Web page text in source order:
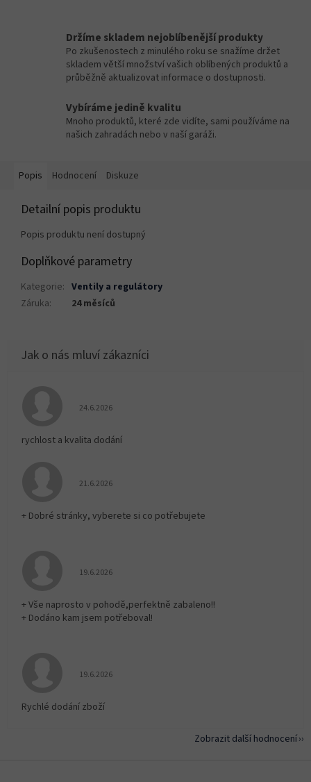
Držíme skladem nejoblíbenější produkty
Po zkušenostech z minulého roku se snažíme držet
skladem větší množství vašich oblíbených produktů a
průběžně aktualizovat informace o dostupnosti.
Vybíráme jedině kvalitu
Mnoho produktů, které zde vidíte, sami používáme na
našich zahradách nebo v naší garáži.
Popis Hodnocení Diskuze
Detailní popis produktu
Popis produktu není dostupný
Doplňkové parametry
Kategorie: Ventily a regulátory
Záruka: 24 měsíců
Hodnocení obchodu je 5 z 5 hvězdiček.
24.6.2026
rychlost a kvalita dodání
Hodnocení obchodu je 5 z 5 hvězdiček.
21.6.2026
+ Dobré stránky, vyberete si co potřebujete
Hodnocení obchodu je 5 z 5 hvězdiček.
19.6.2026
+ Vše naprosto v pohodě,perfektně zabaleno!!
+ Dodáno kam jsem potřeboval!
Hodnocení obchodu je 5 z 5 hvězdiček.
19.6.2026
Rychlé dodání zboží
Zobrazit další hodnocení